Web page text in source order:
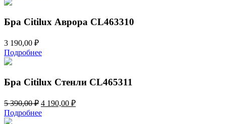
Бра Citilux Аврора CL463310
3 190,00 ₽
Подробнее
Бра Citilux Стенли CL465311
5 390,00₽ Первоначальная
цена
составляла
4 190,00 ₽Текущая
Подробнее